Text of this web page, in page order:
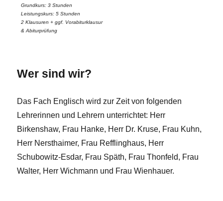
Grundkurs: 3 Stunden
Leistungskurs: 5 Stunden
2 Klausuren + ggf. Vorabiturklausur
& Abiturprüfung
Wer sind wir?
Das Fach Englisch wird zur Zeit von folgenden
Lehrerinnen und Lehrern unterrichtet: Herr
Birkenshaw, Frau Hanke, Herr Dr. Kruse, Frau Kuhn,
Herr Nersthaimer, Frau Refflinghaus, Herr
Schubowitz-Esdar, Frau Späth, Frau Thonfeld, Frau
Walter, Herr Wichmann und Frau Wienhauer.